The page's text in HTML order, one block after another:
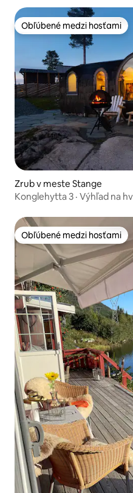
Obľúbené medzi hosťami
Obľúbené medzi hosťami
Zrub v meste Stange
Konglehytta 3 · Výhľad na
Obľúbené medzi hosťami
Obľúbené medzi hosťami